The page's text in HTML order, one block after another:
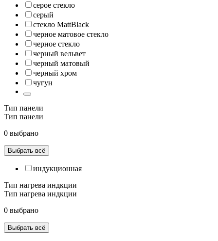
серое стекло
серый
стекло MattBlack
черное матовое стекло
черное стекло
черный вельвет
черный матовый
черный хром
чугун
Тип панели
Тип панели
0 выбрано
Выбрать всё
индукционная
Тип нагрева индкции
Тип нагрева индкции
0 выбрано
Выбрать всё